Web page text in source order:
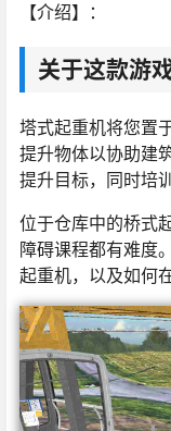
【介绍】：
关于这款游
塔式起重机将您置
提升物体以协助建
提升目标，同时培
位于仓库中的桥式
障碍课程都有难度
起重机，以及如何